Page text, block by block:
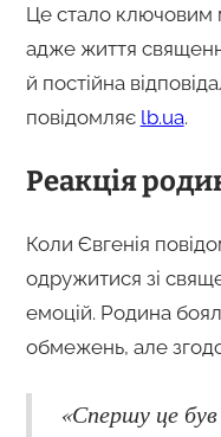
Це стало ключовим
адже життя
й постійна
повідомляє lb.ua.
Реакція
Коли Євгенія
одружитися зі
емоцій. Родина
обмежень, але
«Спершу це